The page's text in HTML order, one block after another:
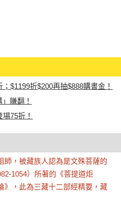
$1199折$200再抽$888購書金！
賺翻！
75折！
師，被藏族人認為是文殊菩薩的
1054）所著的《菩提道炬
》，此為三藏十二部經精要，藏